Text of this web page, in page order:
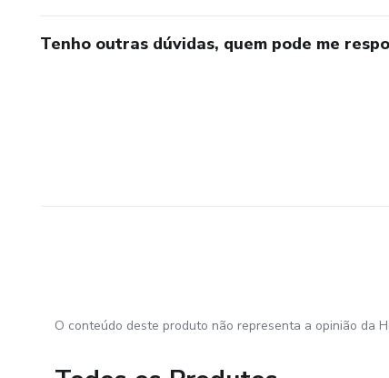
Tenho outras dúvidas, quem pode me
O conteúdo deste produto não representa a opinião da